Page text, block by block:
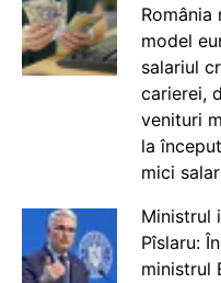
România
model
salariul
carierei,
venituri
la
mici
Ministrul
Pîslaru:
ministrul